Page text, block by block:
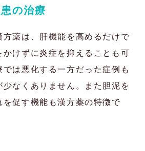
の治療
方薬は、肝機能を高めるだけで
かけずに炎症を抑えることも可
は悪化する一方だった症例も
なくありません。また胆泥を
を促す機能も漢方薬の特徴で